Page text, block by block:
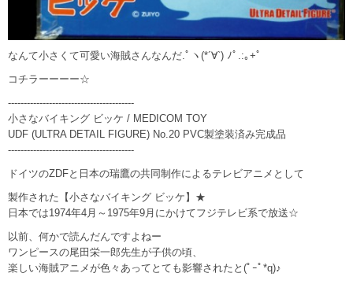
なんて小さくて可愛い海賊さんなんだ.ﾟヽ(*´∀`) ﾉﾟ.:｡+ﾟ
コチラーーーー☆
----------------------------------------
小さなバイキング ビッケ / MEDICOM TOY
UDF (ULTRA DETAIL FIGURE) No.20 PVC製塗装済み完成品
----------------------------------------
ドイツのZDFと日本の瑞鷹の共同制作によるテレビアニメとして
製作された【小さなバイキング ビッケ】★
日本では1974年4月～1975年9月にかけてフジテレビ系で放送☆
以前、何かで読んだんですよねー
ワンピースの尾田栄一郎先生が子供の頃、
楽しい海賊アニメが色々あってとても影響されたと(ﾟｰﾟ*q)♪